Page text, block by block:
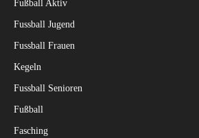
Fußball Aktiv
Fussball Jugend
Fussball Frauen
Kegeln
Fussball Senioren
Fußball
Fasching